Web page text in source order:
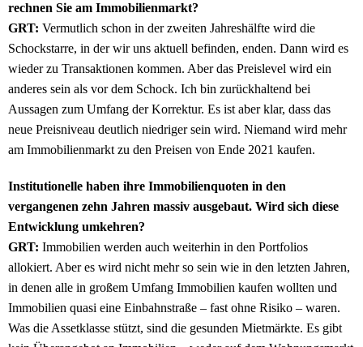
rechnen Sie am Immobilienmarkt?
GRT: Vermutlich schon in der zweiten Jahreshälfte wird die
Schockstarre, in der wir uns aktuell befinden, enden. Dann wird es
wieder zu Transaktionen kommen. Aber das Preislevel wird ein
anderes sein als vor dem Schock. Ich bin zurückhaltend bei
Aussagen zum Umfang der Korrektur. Es ist aber klar, dass das
neue Preisniveau deutlich niedriger sein wird. Niemand wird mehr
am Immobilienmarkt zu den Preisen von Ende 2021 kaufen.
Institutionelle haben ihre Immobilienquoten in den
vergangenen zehn Jahren massiv ausgebaut. Wird sich diese
Entwicklung umkehren?
GRT: Immobilien werden auch weiterhin in den Portfolios
allokiert. Aber es wird nicht mehr so sein wie in den letzten Jahren,
in denen alle in großem Umfang Immobilien kaufen wollten und
Immobilien quasi eine Einbahnstraße – fast ohne Risiko – waren.
Was die Assetklasse stützt, sind die gesunden Mietmärkte. Es gibt